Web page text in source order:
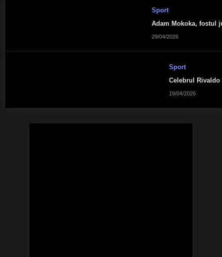
Sport
Adam Mokoka, fostul
29/04/2026
Sport
Celebrul
19/04/2026